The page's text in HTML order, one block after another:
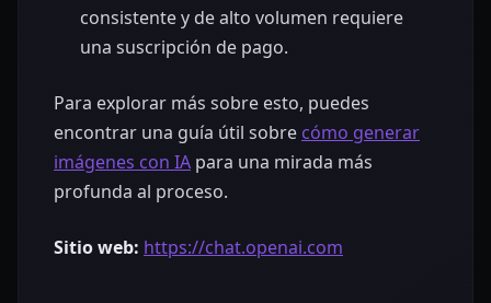
consistente y de alto volumen requiere
una suscripción de pago.
Para explorar más sobre esto, puedes
encontrar una guía útil sobre cómo generar
imágenes con IA para una mirada más
profunda al proceso.
Sitio web: https://chat.openai.com